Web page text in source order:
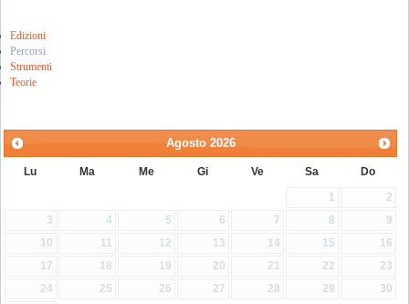
Edizioni
Percorsi
Strumenti
Teorie
Agosto 2026
Lu Ma Me Gi Ve Sa Do
1
2
3
4 5 6 7 8
9
10
11 12 13 14 15
16
17
18 19 20 21 22
23
24
25 26 27 28 29
30